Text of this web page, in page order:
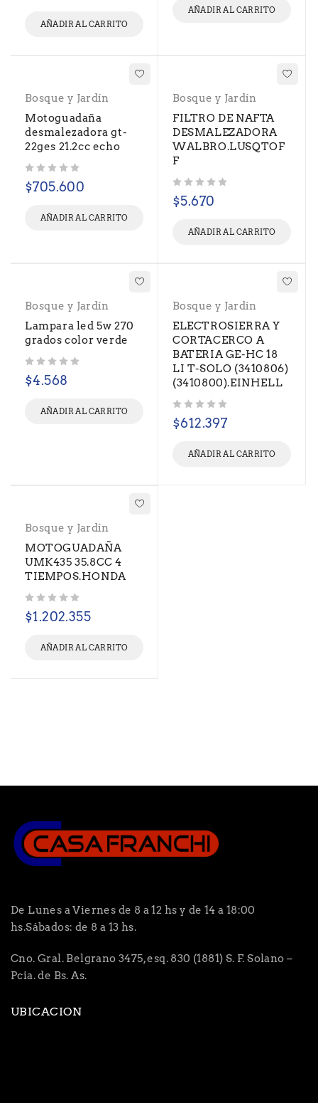
AÑADIR AL CARRITO
AÑADIR AL CARRITO
Bosque y Jardín
Motoguadaña
desmalezadora gt-
22ges 21.2cc echo
$705.600
AÑADIR AL CARRITO
Bosque y Jardín
FILTRO DE NAFTA
DESMALEZADORA
WALBRO.LUSQTOF
F
$5.670
AÑADIR AL CARRITO
Bosque y Jardín
Lampara led 5w 270
grados color verde
$4.568
AÑADIR AL CARRITO
Bosque y Jardín
ELECTROSIERRA Y
CORTACERCO A
BATERIA GE-HC 18
LI T-SOLO (3410806)
(3410800).EINHELL
$612.397
AÑADIR AL CARRITO
Bosque y Jardín
MOTOGUADAÑA
UMK435 35.8CC 4
TIEMPOS.HONDA
$1.202.355
AÑADIR AL CARRITO
De Lunes a Viernes de 8 a 12 hs y de 14 a 18:00
hs.Sábados: de 8 a 13 hs.
Cno. Gral. Belgrano 3475, esq. 830 (1881) S. F. Solano –
Pcia. de Bs. As.
UBICACION